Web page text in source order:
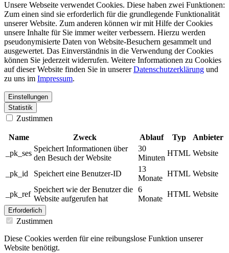
Unsere Webseite verwendet Cookies. Diese haben zwei Funktionen:
Zum einen sind sie erforderlich für die grundlegende Funktionalität
unserer Website. Zum anderen können wir mit Hilfe der Cookies
unsere Inhalte für Sie immer weiter verbessern. Hierzu werden
pseudonymisierte Daten von Website-Besuchern gesammelt und
ausgewertet. Das Einverständnis in die Verwendung der Cookies
können Sie jederzeit widerrufen. Weitere Informationen zu Cookies
auf dieser Website finden Sie in unsererDatenschutzerklärung und
zu uns im Impressum.
Einstellungen
Statistik
Zustimmen
Name Zweck Ablauf Typ
Anbieter
_pk_ses
Speichert Informationen über
den Besuch der Website
30
Minuten
HTML Website
_pk_id Speichert eine Benutzer-ID
13
Monate
HTML Website
_pk_ref
Speichert wie der Benutzer die
Website aufgerufen hat
6
Monate
HTML Website
Erforderlich
Zustimmen
Diese Cookies werden für eine reibungslose Funktion unserer
Website benötigt.